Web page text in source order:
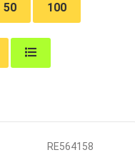
50 100
RE564158